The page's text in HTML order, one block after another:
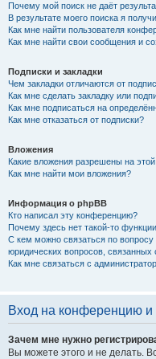
Почему мой поиск не даёт
В результате моего поиска я
Как мне найти пользователя
Как мне найти свои сообщения и
Подписки и закладки
Чем закладки отличаются от
Как мне сделать закладку или
Как мне подписаться на
Как мне отказаться от подписки?
Вложения
Какие вложения разрешены на
Как мне найти мои вложения?
Информация о phpBB
Кто написал эту конференцию?
Почему здесь нет такой-то
С кем можно связаться по вопросу
юридических вопросов, связанных
Как мне связаться с
Вход на конференцию и
Зачем мне нужно
Вы можете этого и не делать.